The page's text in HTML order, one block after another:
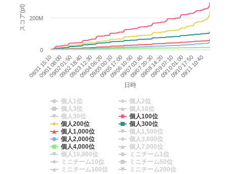
日時
スコア(pt)
08/31 15:10
09/01 08:00
09/02 01:50
09/02 18:40
09/03 12:30
09/04 06:20
09/05 00:10
09/05 17:00
09/06 10:50
09/07 03:40
09/07 20:30
09/08 14:20
09/09 07:10
09/10 01:00
09/10 17:50
09/11 10:40
0
200M
個人1位
個人2位
個人3位
個人10位
個人30位
個人100位
個人200位
個人300位
個人1,000位
個人1,500位
個人2,000位
個人3,000位
個人4,000位
個人7,000位
個人10,000位
ミニチーム1位
ミニチーム10位
ミニチーム50位
ミニチーム100位
ミニチーム200位